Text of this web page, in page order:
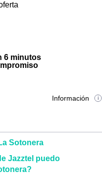
6 minutos
Información
Sotonera
Jazztel puedo